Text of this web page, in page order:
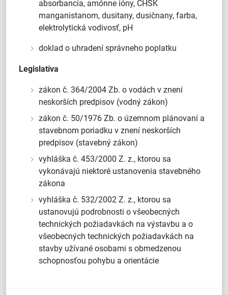
absorbancia, amónne ióny, CHSK
manganistanom, dusitany, dusičnany, farba,
elektrolytická vodivosť, pH
doklad o uhradení správneho poplatku
Legislatíva
zákon č. 364/2004 Zb. o vodách v znení
neskorších predpisov (vodný zákon)
zákon č. 50/1976 Zb. o územnom plánovaní a
stavebnom poriadku v znení neskorších
predpisov (stavebný zákon)
vyhláška č. 453/2000 Z. z., ktorou sa
vykonávajú niektoré ustanovenia stavebného
zákona
vyhláška č. 532/2002 Z. z., ktorou sa
ustanovujú podrobnosti o všeobecných
technických požiadavkách na výstavbu a o
všeobecných technických požiadavkách na
stavby užívané osobami s obmedzenou
schopnosťou pohybu a orientácie